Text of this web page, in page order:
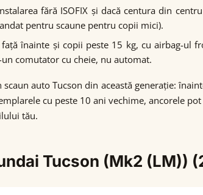
fără ISOFIX și dacă centura din
pentru scaune pentru copii mici).
înainte și copii peste 15 kg, cu airbag-
comutator cu cheie, nu automat.
auto Tucson din această generație:
cu peste 10 ani vechime, ancorele
tău.
Tucson (Mk2 (LM))